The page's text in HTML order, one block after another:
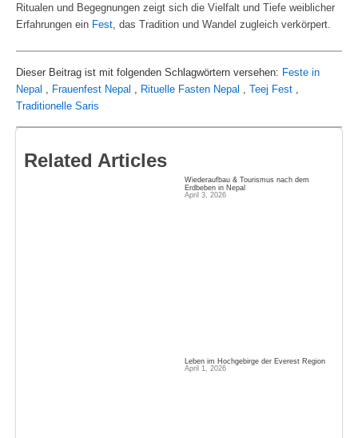
Ritualen und Begegnungen zeigt sich die Vielfalt und Tiefe weiblicher
Erfahrungen ein Fest , das Tradition und Wandel zugleich verkörpert.
Dieser Beitrag ist mit folgenden Schlagwörtern versehen: Feste in
Nepal , Frauenfest Nepal , Rituelle Fasten Nepal , Teej Fest ,
Traditionelle Saris
Related Articles
Wiederaufbau & Tourismus nach dem
Erdbeben in Nepal
April 3, 2026
Leben im Hochgebirge der Everest Region
April 1, 2026